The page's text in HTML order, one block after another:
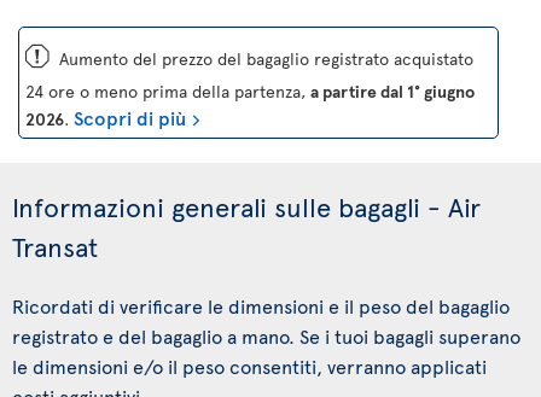
ü Aumento del prezzo del bagaglio registrato acquistato
24 ore o meno prima della partenza, a partire dal 1° giugno
2026. Scopri di più
Informazioni generali sulle bagagli - Air
Transat
Ricordati di verificare le dimensioni e il peso del bagaglio
registrato e del bagaglio a mano. Se i tuoi bagagli superano
le dimensioni e/o il peso consentiti, verranno applicati